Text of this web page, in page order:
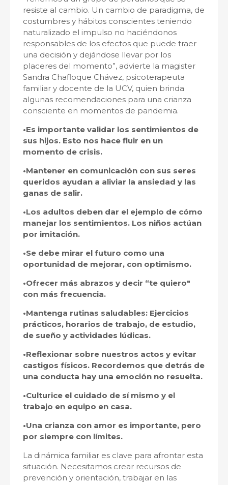
resiste al cambio. Un cambio de paradigma, de
costumbres y hábitos conscientes teniendo
naturalizado el impulso no haciéndonos
responsables de los efectos que puede traer
una decisión y dejándose llevar por los
placeres del momento”, advierte la magister
Sandra Chafloque Chávez, psicoterapeuta
familiar y docente de la UCV, quien brinda
algunas recomendaciones para una crianza
consciente en momentos de pandemia.
•Es importante validar los sentimientos de
sus hijos. Esto nos hace fluir en un
momento de crisis.
•Mantener en comunicación con sus seres
queridos ayudan a aliviar la ansiedad y las
ganas de salir.
•Los adultos deben dar el ejemplo de cómo
manejar los sentimientos. Los niños actúan
por imitación.
•Se debe mirar el futuro como una
oportunidad de mejorar, con optimismo.
•Ofrecer más abrazos y decir “te quiero"
con más frecuencia.
•Mantenga rutinas saludables: Ejercicios
prácticos, horarios de trabajo, de estudio,
de sueño y actividades lúdicas.
•Reflexionar sobre nuestros actos y evitar
castigos físicos. Recordemos que detrás de
una conducta hay una emoción no resuelta.
•Culturice el cuidado de sí mismo y el
trabajo en equipo en casa.
•Una crianza con amor es importante, pero
por siempre con límites.
La dinámica familiar es clave para afrontar esta
situación. Necesitamos crear recursos de
prevención y orientación, trabajar en las